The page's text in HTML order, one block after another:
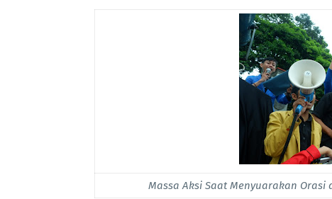
Massa Aksi Saat Menyuarakan